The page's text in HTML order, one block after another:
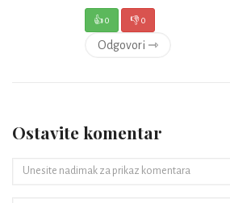
👍0 👎0
Odgovori ⇾
Ostavite komentar